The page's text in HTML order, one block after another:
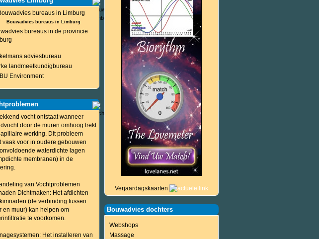
Bouwadvies bureaus in Limburg
bureaus in de provincie
adviesbureau
landmeetkundigbureau
Environment
vocht ontstaat wanneer
door de muren omhoog trekt
werking. Dit probleem
vaak voor in oudere gebouwen
waterdichte lagen
membranen) in de
van Vochtproblemen
Dichtmaken: Het afdichten
(de verbinding tussen
en muur) kan helpen om
te voorkomen.
Het installeren van
Verjaardagskaarten
Bouwadvies dochters
Webshops
Massage